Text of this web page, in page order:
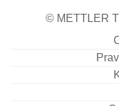
© METTLER